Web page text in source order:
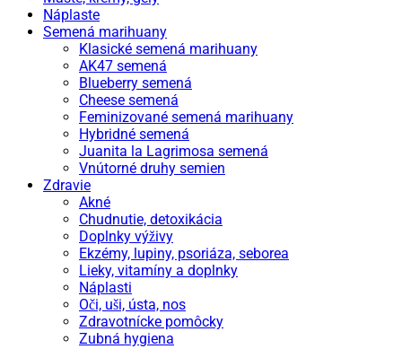
Náplaste
Semená marihuany
Klasické semená marihuany
AK47 semená
Blueberry semená
Cheese semená
Feminizované semená marihuany
Hybridné semená
Juanita la Lagrimosa semená
Vnútorné druhy semien
Zdravie
Akné
Chudnutie, detoxikácia
Doplnky výživy
Ekzémy, lupiny, psoriáza, seborea
Lieky, vitamíny a doplnky
Náplasti
Oči, uši, ústa, nos
Zdravotnícke pomôcky
Zubná hygiena